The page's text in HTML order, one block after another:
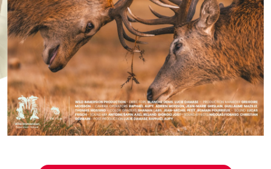
RÉSERVEZ MAINTENANT